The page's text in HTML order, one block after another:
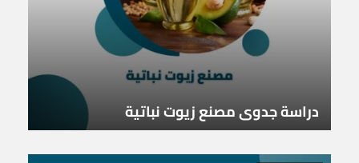
دراسة جدوى مصنع زيوت نباتية